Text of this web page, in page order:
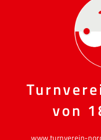
von